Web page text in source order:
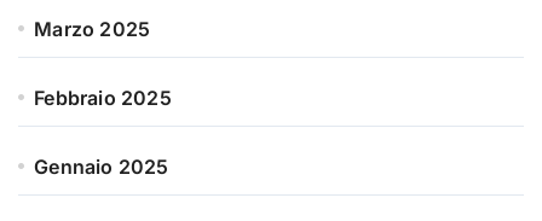
Marzo 2025
Febbraio 2025
Gennaio 2025